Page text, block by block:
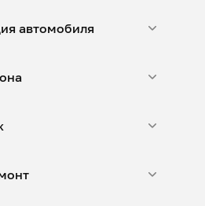
автомобиля